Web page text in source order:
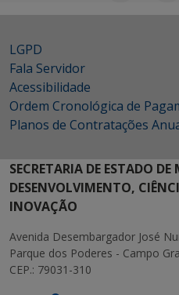
LGPD
Fala Servidor
Acessibilidade
Ordem Cronológica de
Planos de Contratações
SECRETARIA DE ESTADO
DESENVOLVIMENTO,
INOVAÇÃO
Avenida Desembargador José
Parque dos Poderes - Campo
CEP.: 79031-310